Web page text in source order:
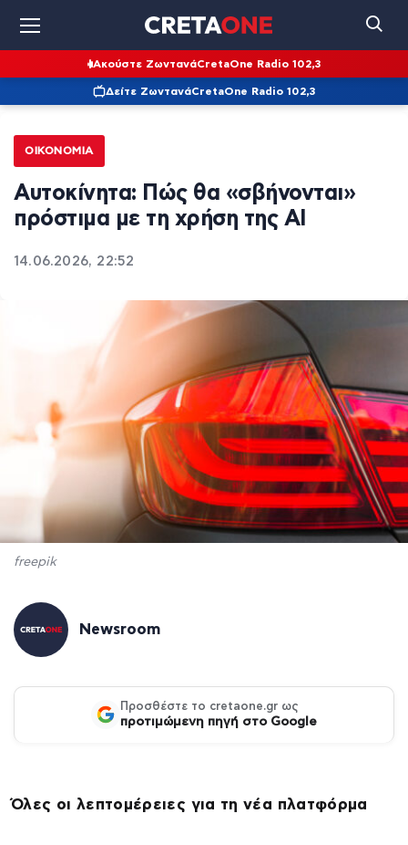
Ακούστε ΖωντανάCretaOne Radio 102,3
Δείτε ΖωντανάCretaOne Radio 102,3
ΟΙΚΟΝΟΜΊΑ
Αυτοκίνητα: Πώς θα «σβήνονται»
πρόστιμα με τη χρήση της AI
14.06.2026, 22:52
freepik
Newsroom
Προσθέστε το cretaone.gr ως
προτιμώμενη πηγή στο Google
Όλες οι λεπτομέρειες για τη νέα πλατφόρμα